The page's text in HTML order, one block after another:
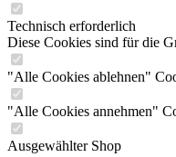
Technisch erforderlich
Diese Cookies sind für die
"Alle Cookies ablehnen"
"Alle Cookies annehmen"
Ausgewählter Shop